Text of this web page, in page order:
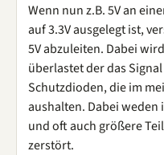
Wenn nun z.B. 5V an
auf 3.3V ausgelegt ist,
5V abzuleiten. Dabei
überlastet der das
Schutzdioden, die im
aushalten. Dabei weden
und oft auch größere
zerstört.